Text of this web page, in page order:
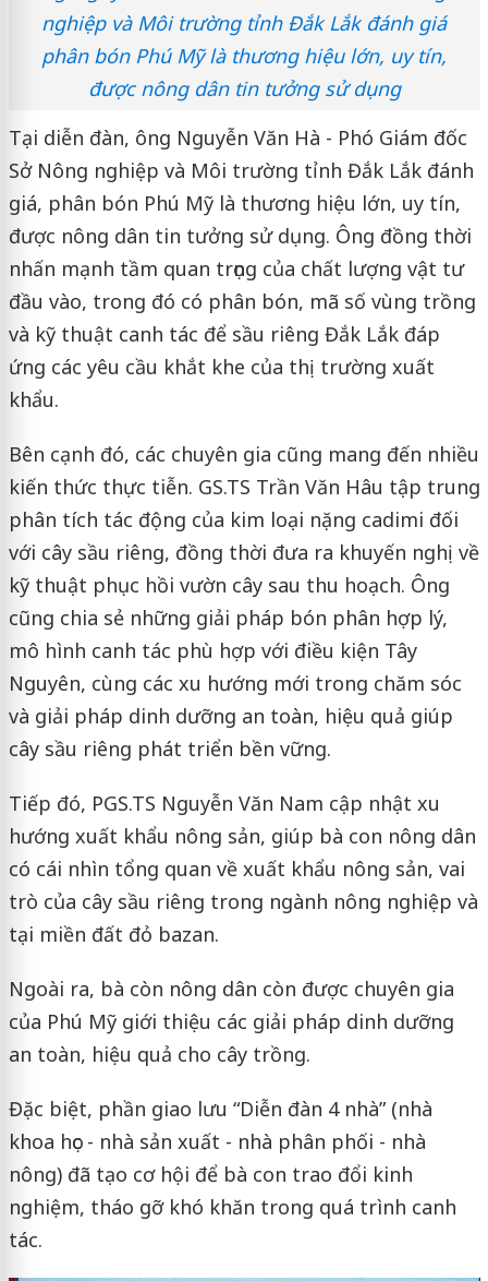
nghiệp và Môi trường tỉnh Đắk Lắk đánh giá
phân bón Phú Mỹ là thương hiệu lớn, uy tín,
được nông dân tin tưởng sử dụng
Tại diễn đàn, ông Nguyễn Văn Hà - Phó Giám đốc
Sở Nông nghiệp và Môi trường tỉnh Đắk Lắk đánh
giá, phân bón Phú Mỹ là thương hiệu lớn, uy tín,
được nông dân tin tưởng sử dụng. Ông đồng thời
nhấn mạnh tầm quan trọng của chất lượng vật tư
đầu vào, trong đó có phân bón, mã số vùng trồng
và kỹ thuật canh tác để sầu riêng Đắk Lắk đáp
ứng các yêu cầu khắt khe của thị trường xuất
khẩu.
Bên cạnh đó, các chuyên gia cũng mang đến nhiều
kiến thức thực tiễn. GS.TS Trần Văn Hâu tập trung
phân tích tác động của kim loại nặng cadimi đối
với cây sầu riêng, đồng thời đưa ra khuyến nghị về
kỹ thuật phục hồi vườn cây sau thu hoạch. Ông
cũng chia sẻ những giải pháp bón phân hợp lý,
mô hình canh tác phù hợp với điều kiện Tây
Nguyên, cùng các xu hướng mới trong chăm sóc
và giải pháp dinh dưỡng an toàn, hiệu quả giúp
cây sầu riêng phát triển bền vững.
Tiếp đó, PGS.TS Nguyễn Văn Nam cập nhật xu
hướng xuất khẩu nông sản, giúp bà con nông dân
có cái nhìn tổng quan về xuất khẩu nông sản, vai
trò của cây sầu riêng trong ngành nông nghiệp và
tại miền đất đỏ bazan.
Ngoài ra, bà còn nông dân còn được chuyên gia
của Phú Mỹ giới thiệu các giải pháp dinh dưỡng
an toàn, hiệu quả cho cây trồng.
Đặc biệt, phần giao lưu “Diễn đàn 4 nhà” (nhà
khoa học - nhà sản xuất - nhà phân phối - nhà
nông) đã tạo cơ hội để bà con trao đổi kinh
nghiệm, tháo gỡ khó khăn trong quá trình canh
tác.